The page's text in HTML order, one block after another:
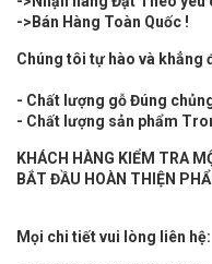
->Bán Hàng Toàn Quốc !
Chúng tôi tự hào và khẳng
- Chất lượng gỗ Đúng
- Chất lượng sản phẩm
KHÁCH HÀNG KIỂM TRA
BẮT ĐẦU HOÀN THIỆN
Mọi chi tiết vui lòng liên hệ: